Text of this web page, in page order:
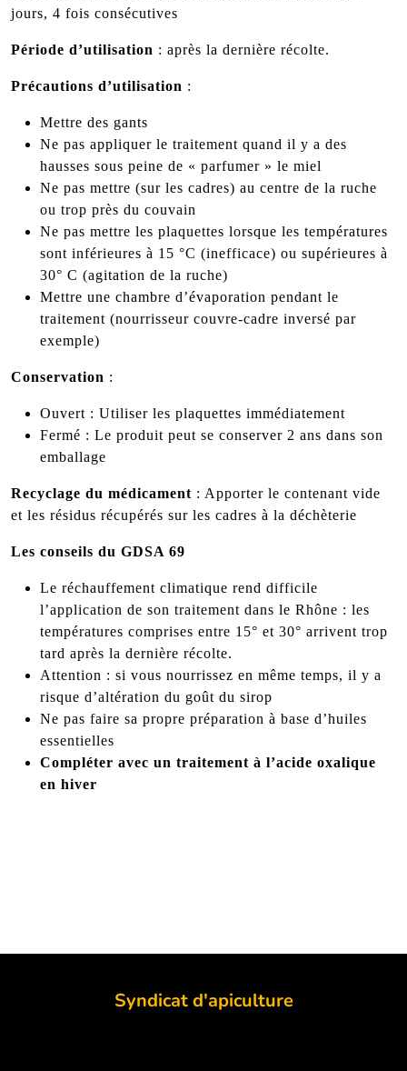
jours, 4 fois consécutives
Période d’utilisation : après la dernière récolte.
Précautions d’utilisation :
Mettre des gants
Ne pas appliquer le traitement quand il y a des
hausses sous peine de « parfumer » le miel
Ne pas mettre (sur les cadres) au centre de la ruche
ou trop près du couvain
Ne pas mettre les plaquettes lorsque les températures
sont inférieures à 15 °C (inefficace) ou supérieures à
30° C (agitation de la ruche)
Mettre une chambre d’évaporation pendant le
traitement (nourrisseur couvre-cadre inversé par
exemple)
Conservation :
Ouvert : Utiliser les plaquettes immédiatement
Fermé : Le produit peut se conserver 2 ans dans son
emballage
Recyclage du médicament : Apporter le contenant vide
et les résidus récupérés sur les cadres à la déchèterie
Les conseils du GDSA 69
Le réchauffement climatique rend difficile
l’application de son traitement dans le Rhône : les
températures comprises entre 15° et 30° arrivent trop
tard après la dernière récolte.
Attention : si vous nourrissez en même temps, il y a
risque d’altération du goût du sirop
Ne pas faire sa propre préparation à base d’huiles
essentielles
Compléter avec un traitement à l’acide oxalique
en hiver
Syndicat d'apiculture